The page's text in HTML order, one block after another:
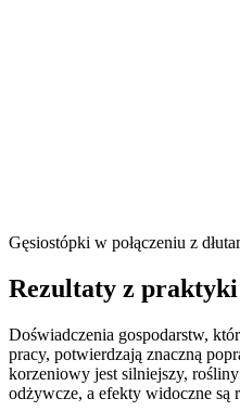
Gęsiostópki w połączeniu z
Rezultaty z praktyki
Doświadczenia gospodarstw,
pracy, potwierdzają znaczną
korzeniowy jest silniejszy,
odżywcze, a efekty widoczne są